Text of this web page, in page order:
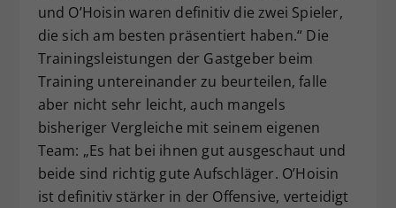
und O’Hoisin waren definitiv die zwei Spieler,
die sich am besten präsentiert haben.“ Die
Trainingsleistungen der Gastgeber beim
Training untereinander zu beurteilen, falle
aber nicht sehr leicht, auch mangels
bisheriger Vergleiche mit seinem eigenen
Team: „Es hat bei ihnen gut ausgeschaut und
beide sind richtig gute Aufschläger. O’Hoisin
ist definitiv stärker in der Offensive, verteidigt